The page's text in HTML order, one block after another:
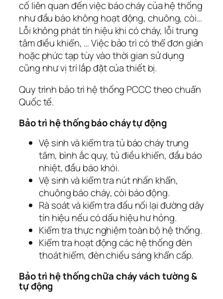
cố liên quan đến việc báo cháy của hệ thống
như đầu báo không hoạt động, chuông, còi…
Lỗi không phát tín hiệu khi có cháy, lỗi trung
tâm điều khiển, … Việc bảo trì có thể đơn giản
hoặc phức tạp tùy vào thời gian sử dụng
cũng như vị trí lắp đặt của thiết bị.
Quy trình bảo trì hệ thống PCCC theo chuẩn
Quốc tế.
Bảo trì hệ thống báo cháy tự động
Vệ sinh và kiểm tra tủ báo cháy trung
tâm, bình ắc quy, tủ điều khiển, đầu báo
nhiệt, đầu báo khói.
Vệ sinh và kiểm tra nút nhấn khẩn,
chuông báo cháy, còi báo động.
Rà soát và kiểm tra đấu nối lại đường dây
tín hiệu nếu có dấu hiệu hư hỏng.
Kiểm tra thực nghiệm toàn bộ hệ thống.
Kiểm tra hoạt động các hệ thống đèn
thoát hiểm, đèn chiếu sáng khẩn cấp.
Bảo trì hệ thống chữa cháy vách tường &
tự động